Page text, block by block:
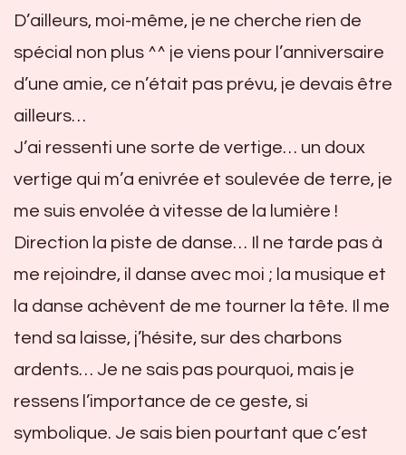
D’ailleurs, moi-même, je ne cherche rien de
spécial non plus ^^ je viens pour l’anniversaire
d’une amie, ce n’était pas prévu, je devais être
ailleurs…
J’ai ressenti une sorte de vertige… un doux
vertige qui m’a enivrée et soulevée de terre, je
me suis envolée à vitesse de la lumière !
Direction la piste de danse… Il ne tarde pas à
me rejoindre, il danse avec moi ; la musique et
la danse achèvent de me tourner la tête. Il me
tend sa laisse, j’hésite, sur des charbons
ardents… Je ne sais pas pourquoi, mais je
ressens l’importance de ce geste, si
symbolique. Je sais bien pourtant que c’est